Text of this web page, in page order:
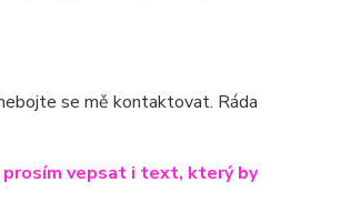
se mě kontaktovat. Ráda
prosím vepsat i text, který by